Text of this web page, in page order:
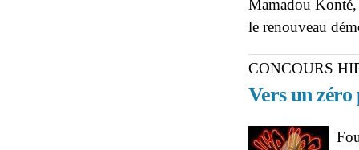
Mamadou
le renouveau
CONCOURS
Vers un zéro